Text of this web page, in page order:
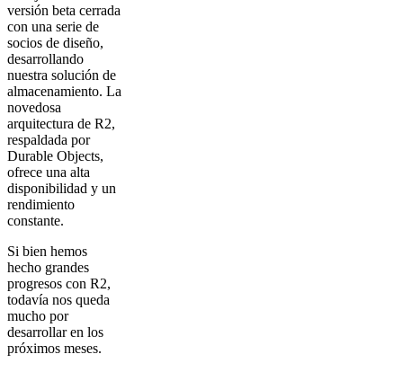
versión beta cerrada
con una serie de
socios de diseño,
desarrollando
nuestra solución de
almacenamiento. La
novedosa
arquitectura de R2,
respaldada por
Durable Objects,
ofrece una alta
disponibilidad y un
rendimiento
constante.
Si bien hemos
hecho grandes
progresos con R2,
todavía nos queda
mucho por
desarrollar en los
próximos meses.